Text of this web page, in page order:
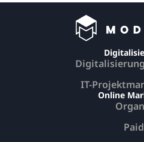
IT-
Online
Paid